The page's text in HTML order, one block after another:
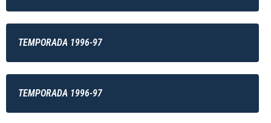
TEMPORADA 1996-97
TEMPORADA 1996-97